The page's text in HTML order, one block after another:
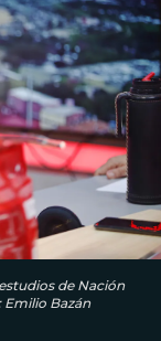
de Nación
Emilio Bazán